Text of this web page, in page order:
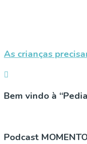
As crianças
Bem vindo à
Podcast